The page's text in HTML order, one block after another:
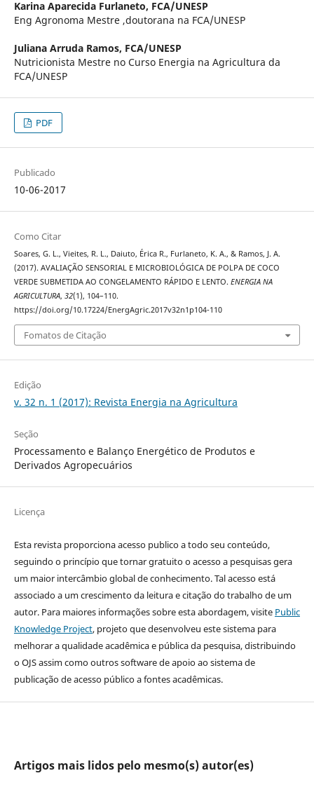
Karina Aparecida Furlaneto, FCA/UNESP
Eng Agronoma Mestre ,doutorana na FCA/UNESP
Juliana Arruda Ramos, FCA/UNESP
Nutricionista Mestre no Curso Energia na Agricultura da
FCA/UNESP
PDF
Publicado
10-06-2017
Como Citar
Soares, G. L., Vieites, R. L., Daiuto, Érica R., Furlaneto, K. A., & Ramos, J. A.
(2017). AVALIAÇÃO SENSORIAL E MICROBIOLÓGICA DE POLPA DE COCO
VERDE SUBMETIDA AO CONGELAMENTO RÁPIDO E LENTO. ENERGIA NA
AGRICULTURA, 32(1), 104–110.
https://doi.org/10.17224/EnergAgric.2017v32n1p104-110
Fomatos de Citação
Edição
v. 32 n. 1 (2017): Revista Energia na Agricultura
Seção
Processamento e Balanço Energético de Produtos e
Derivados Agropecuários
Licença
Esta revista proporciona acesso publico a todo seu conteúdo,
seguindo o princípio que tornar gratuito o acesso a pesquisas gera
um maior intercâmbio global de conhecimento. Tal acesso está
associado a um crescimento da leitura e citação do trabalho de um
autor. Para maiores informações sobre esta abordagem, visite Public
Knowledge Project, projeto que desenvolveu este sistema para
melhorar a qualidade acadêmica e pública da pesquisa, distribuindo
o OJS assim como outros software de apoio ao sistema de
publicação de acesso público a fontes acadêmicas.
Artigos mais lidos pelo mesmo(s) autor(es)